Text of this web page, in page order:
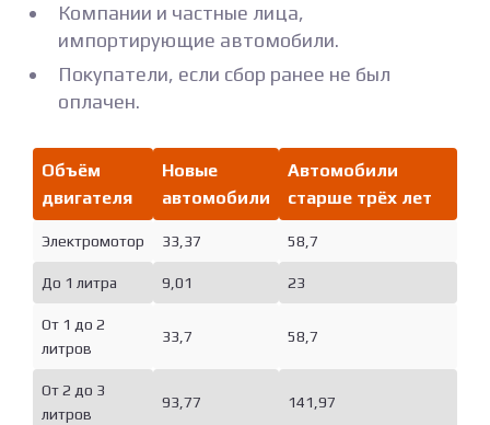
Компании и частные лица,
импортирующие автомобили.
Покупатели, если сбор ранее не был
оплачен.
Объём
двигателя
Новые
автомобили
Автомобили
старше трёх лет
Электромотор 33,37 58,7
До 1 литра 9,01 23
От 1 до 2
литров
33,7 58,7
От 2 до 3
литров
93,77 141,97